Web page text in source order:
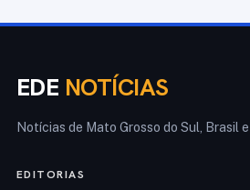
EDE NOTÍCIAS
Notícias de Mato Grosso do Sul, Brasil
EDITORIAS